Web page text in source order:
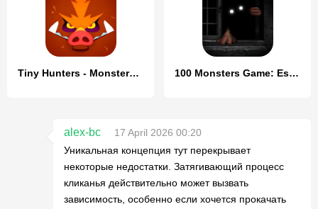
Tiny Hunters - Monsters Attack 100 Monsters Game: Escape Room
alex-bc
17 April 2026 00:20
Уникальная концепция тут перекрывает
некоторые недостатки. Затягивающий процесс
кликанья действительно может вызвать
зависимость, особенно если хочется прокачать